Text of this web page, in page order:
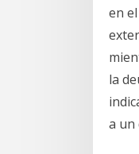
en
la
a un